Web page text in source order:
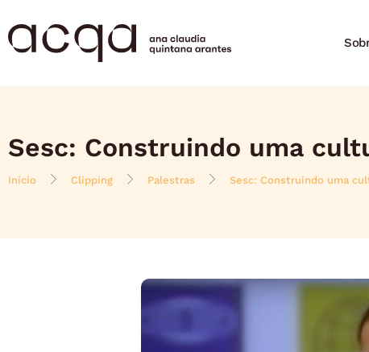
Sesc: Construindo uma
Início Clipping Palestras Sesc: Construindo uma